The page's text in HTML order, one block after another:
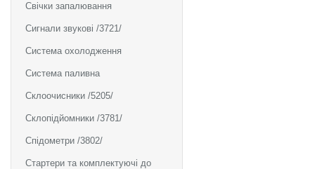
Свічки запалювання
Сигнали звукові /3721/
Система охолодження
Система паливна
Склоочисники /5205/
Склопідйомники /3781/
Спідометри /3802/
Стартери та комплектуючі до